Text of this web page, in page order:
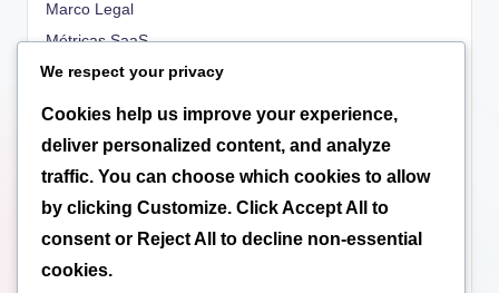
Marco Legal
Métricas SaaS
OKRs
People
Propriedade Intelectual
Regulatório
Scale-up
Tributação
We respect your privacy
Cookies help us improve your experience,
deliver personalized content, and analyze
traffic. You can choose which cookies to allow
by clicking Customize. ClickAccept All
to
consent or Reject All
to decline non-essential
cookies.